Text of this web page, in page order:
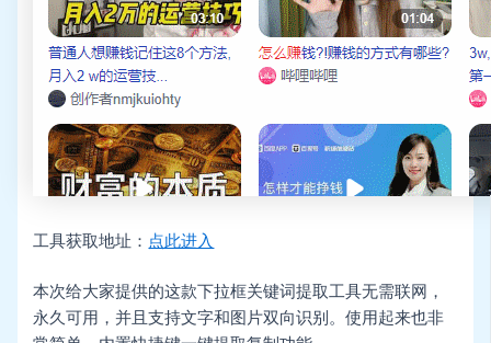
工具获取地址： 点此进入
本次给大家提供的这款下拉框关键词提取工具无需联网，
永久可用，并且支持文字和图片双向识别。使用起来也非